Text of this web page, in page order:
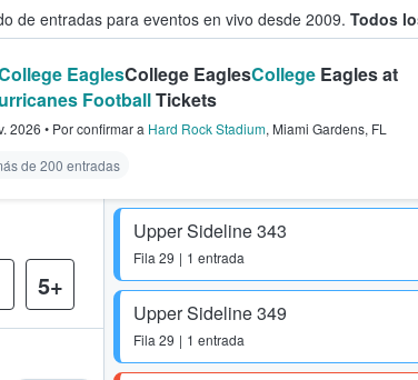
de entradas para eventos en vivo desde 2009. Todos
compra y venta de entradas entre
EaglesCollege EaglesCollegeEagles at
FootballTickets
2026 • Por confirmara Hard Rock Stadium, Miami Gardens, FL
de 200 entradas
Upper Sideline 343
Fila 29 1 entrada
Upper Sideline 349
Fila 29 1 entrada
5+